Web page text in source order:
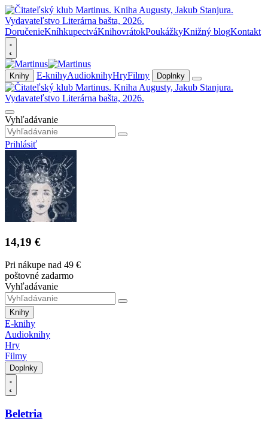
DoručenieKníhkupectváKnihovrátokPoukážkyKnižný blogKontakt
Knihy E-knihyAudioknihyHryFilmy Doplnky
Vyhľadávanie
Prihlásiť
14,19 €
Pri nákupe nad 49 €
poštovné zadarmo
Vyhľadávanie
Knihy
E-knihy
Audioknihy
Hry
Filmy
Doplnky
Beletria